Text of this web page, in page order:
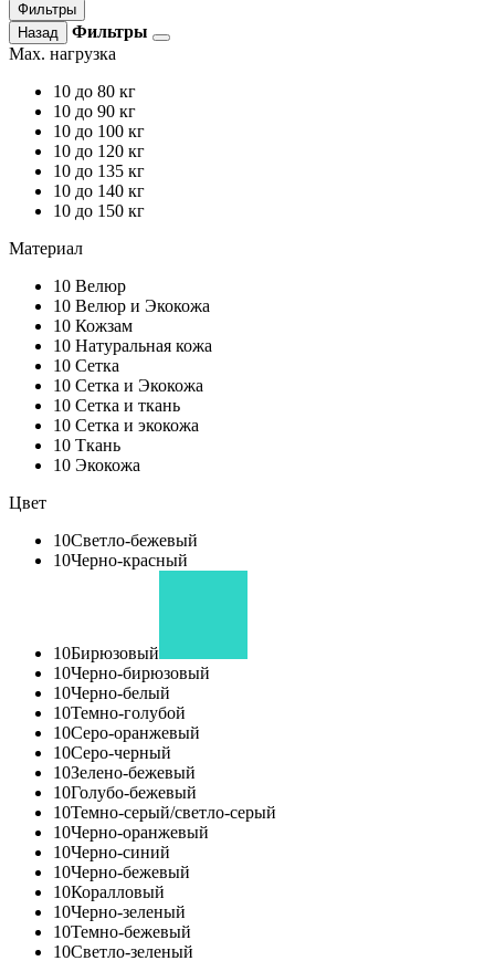
Фильтры
Назад
Фильтры
Max. нагрузка
10 до 80 кг
10 до 90 кг
10 до 100 кг
10 до 120 кг
10 до 135 кг
10 до 140 кг
10 до 150 кг
Материал
10 Велюр
10 Велюр и Экокожа
10 Кожзам
10 Натуральная кожа
10 Сетка
10 Сетка и Экокожа
10 Сетка и ткань
10 Сетка и экокожа
10 Ткань
10 Экокожа
Цвет
10Светло-бежевый
10Черно-красный
10Бирюзовый
10Черно-бирюзовый
10Черно-белый
10Темно-голубой
10Серо-оранжевый
10Серо-черный
10Зелено-бежевый
10Голубо-бежевый
10Темно-серый/светло-серый
10Черно-оранжевый
10Черно-синий
10Черно-бежевый
10Коралловый
10Черно-зеленый
10Темно-бежевый
10Светло-зеленый